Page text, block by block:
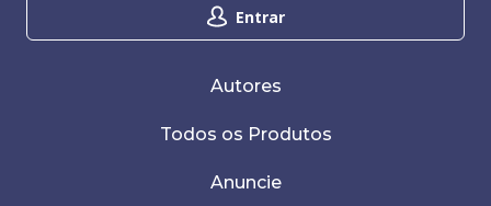
Entrar
Autores
Todos os Produtos
Anuncie